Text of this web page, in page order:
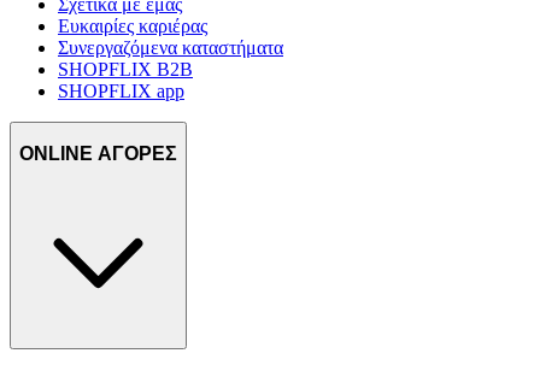
Ευκαιρίες καριέρας
Συνεργαζόμενα καταστήματα
SHOPFLIX B2B
SHOPFLIX app
ONLINE ΑΓΟΡΕΣ